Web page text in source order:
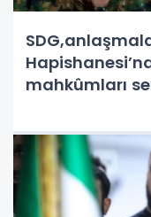
mahkûmları